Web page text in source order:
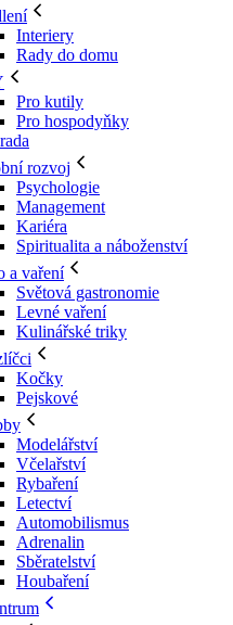
Interiery
Rady do domu
Pro kutily
Pro hospodyňky
rozvoj
Psychologie
Management
Kariéra
Spiritualita a náboženství
a vaření
Světová gastronomie
Levné vaření
Kulinářské triky
Kočky
Pejskové
Modelářství
Včelařství
Rybaření
Letectví
Automobilismus
Adrenalin
Sběratelství
Houbaření